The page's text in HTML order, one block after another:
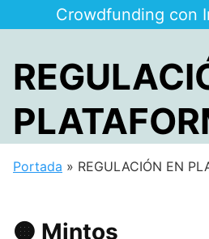
al
Crowdfunding con
Portada » REGULACIÓN EN
🟠 Mintos